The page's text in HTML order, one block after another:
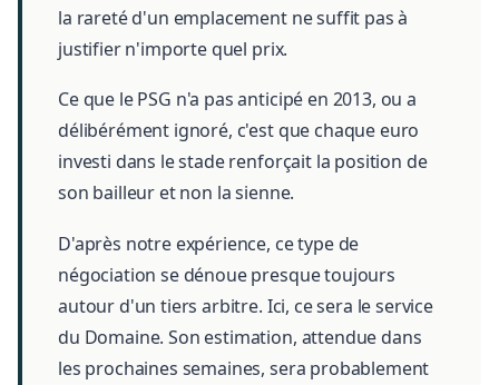
la rareté d'un emplacement ne suffit pas à
justifier n'importe quel prix.
Ce que le PSG n'a pas anticipé en 2013, ou a
délibérément ignoré, c'est que chaque euro
investi dans le stade renforçait la position de
son bailleur et non la sienne.
D'après notre expérience, ce type de
négociation se dénoue presque toujours
autour d'un tiers arbitre. Ici, ce sera le service
du Domaine. Son estimation, attendue dans
les prochaines semaines, sera probablement